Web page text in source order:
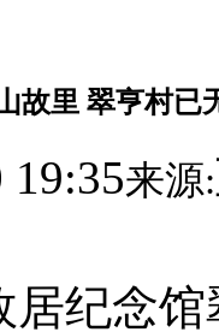
故里 翠亨村已
19:35来源:
居纪念